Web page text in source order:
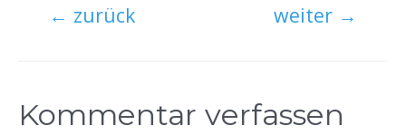
← zurück weiter →
Kommentar verfassen